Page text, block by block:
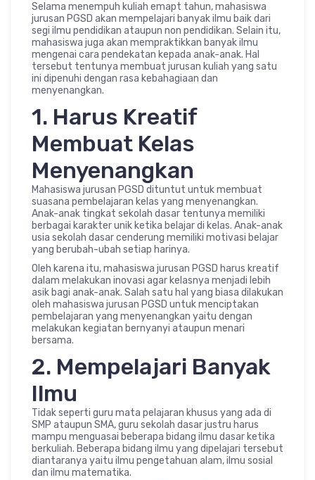
Selama menempuh kuliah emapt tahun, mahasiswa
jurusan PGSD akan mempelajari banyak ilmu baik dari
segi ilmu pendidikan ataupun non pendidikan. Selain itu,
mahasiswa juga akan mempraktikkan banyak ilmu
mengenai cara pendekatan kepada anak-anak. Hal
tersebut tentunya membuat jurusan kuliah yang satu
ini dipenuhi dengan rasa kebahagiaan dan
menyenangkan.
1. Harus Kreatif
Membuat Kelas
Menyenangkan
Mahasiswa jurusan PGSD dituntut untuk membuat
suasana pembelajaran kelas yang menyenangkan.
Anak-anak tingkat sekolah dasar tentunya memiliki
berbagai karakter unik ketika belajar di kelas. Anak-anak
usia sekolah dasar cenderung memiliki motivasi belajar
yang berubah-ubah setiap harinya.
Oleh karena itu, mahasiswa jurusan PGSD harus kreatif
dalam melakukan inovasi agar kelasnya menjadi lebih
asik bagi anak-anak. Salah satu hal yang biasa dilakukan
oleh mahasiswa jurusan PGSD untuk menciptakan
pembelajaran yang menyenangkan yaitu dengan
melakukan kegiatan bernyanyi ataupun menari
bersama.
2. Mempelajari Banyak
Ilmu
Tidak seperti guru mata pelajaran khusus yang ada di
SMP ataupun SMA, guru sekolah dasar justru harus
mampu menguasai beberapa bidang ilmu dasar ketika
berkuliah. Beberapa bidang ilmu yang dipelajari tersebut
diantaranya yaitu ilmu pengetahuan alam, ilmu sosial
dan ilmu matematika.